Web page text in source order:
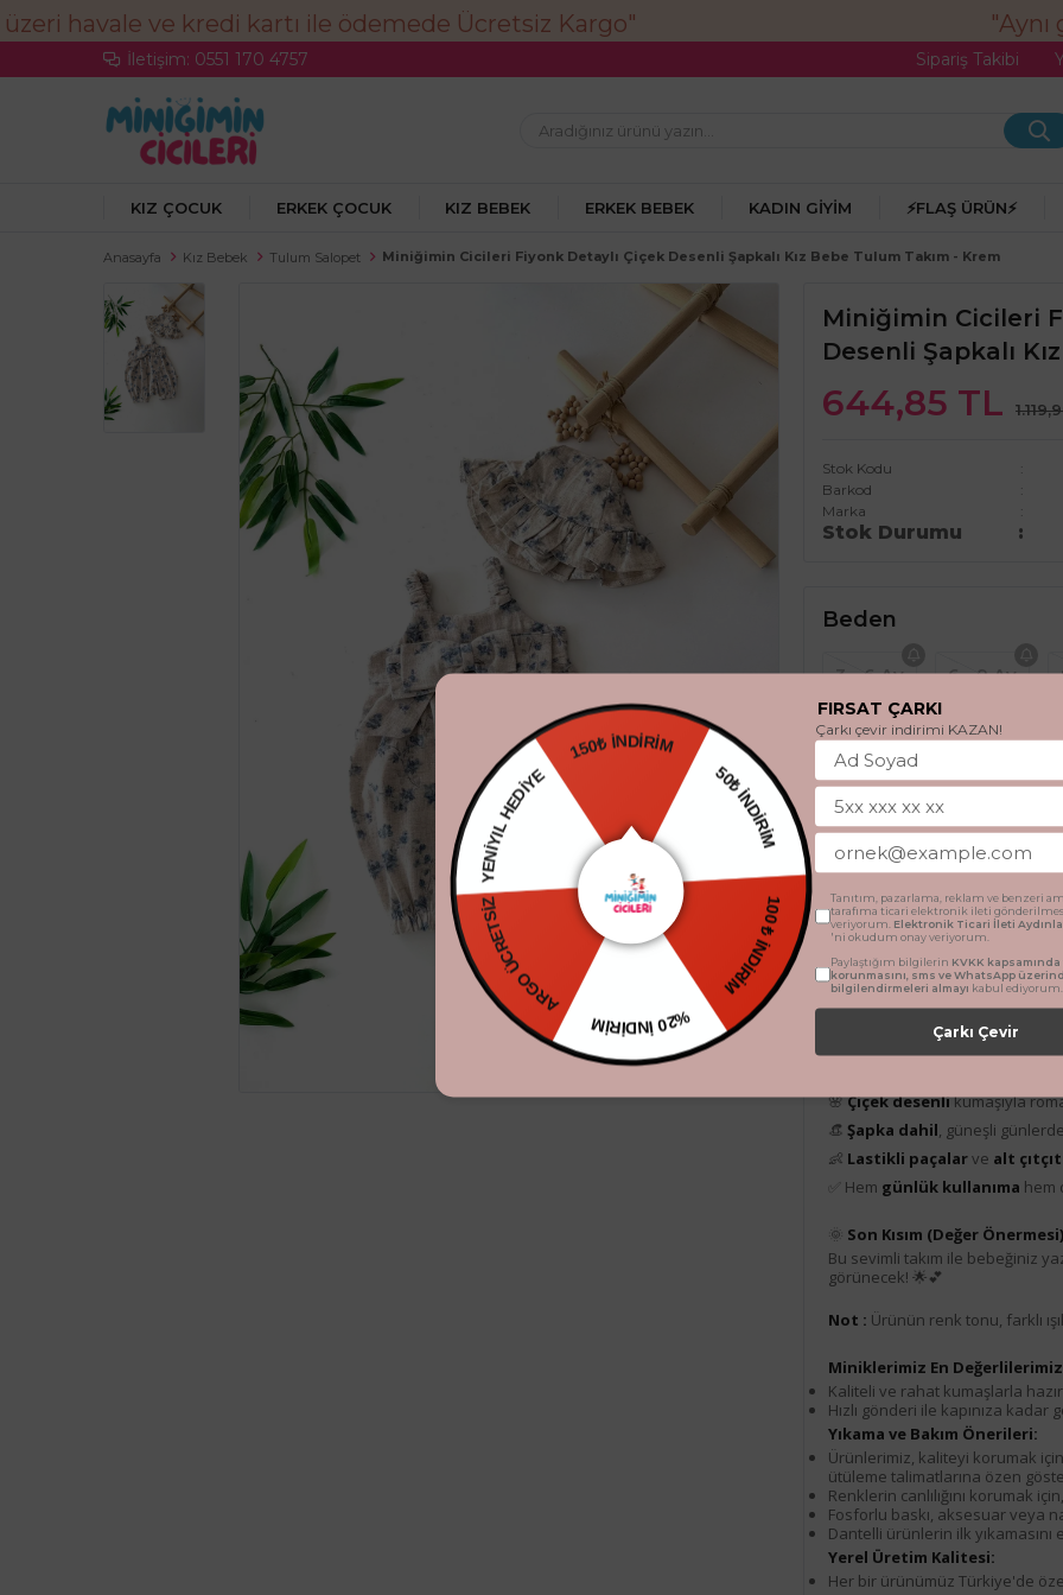
"Aynı
İletişim: 0551 170 4757 Sipariş Takibi
KIZ ÇOCUK ERKEK ÇOCUK KIZ BEBEK ERKEK BEBEK KADIN GIYIM ⚡FLAŞ ÜRÜN⚡
Anasayfa Kız Bebek Tulum Salopet Miniğimin Cicileri Fiyonk Detaylı Çiçek Desenli Şapkalı Kız Bebe Tulum Takım - Krem
Miniğimin Cicileri
Desenli Şapkalı
644,85 TL
Stok Kodu
Barkod
Marka
Stok Durumu
Beden
3 - 6 Ay 6 - 9 Ay
Ürün Açıklaması
🌸Miniğimin Cicileri Fiyonk
Tatlı çiçek desenleri ve zarif
şirin bir tulum takım! 🌼🎀
Ürün Özellikleri:
askılı tulum
🌸Çiçek desenlikumaşıyla
👒 Şapka dahil, güneşli
👶 Lastikli paçalarve alt
✅ Hem günlük kullanıma hem
🌞 Son Kısım (Değer
Bu sevimli takım ile bebeğiniz
görünecek! 🌟💕
Not : Ürünün renk tonu, farklı
Miniklerimiz En
Kaliteli ve rahat kumaşlarla
Hızlı gönderi ile kapınıza kadar
Yıkama ve Bakım Önerileri:
Ürünlerimiz, kaliteyi korumak
ütüleme talimatlarına özen
Renklerin canlılığını korumak
Fosforlu baskı, aksesuar veya
Dantelli ürünlerin ilk
Yerel Üretim Kalitesi:
Her bir ürünümüz Türkiye'de
150₺ İNDİRİM
50₺ İNDİRİM
100 ₺ İNDİRİM
%20 İNDİRİM
KARGO ÜCRETSİZ
YENİYIL HEDİYE
FIRSAT ÇARKI
Çarkı çevir indirimi KAZAN!
Tanıtım, pazarlama, reklam ve benzeri
tarafıma ticari elektronik ileti
veriyorum. Elektronik Ticari İleti
'ni okudum onay veriyorum.
Paylaştığım bilgilerin KVKK kapsamında
korunmasını, sms ve WhatsApp
bilgilendirmeleri almayı kabul ediyorum.
Çarkı Çevir